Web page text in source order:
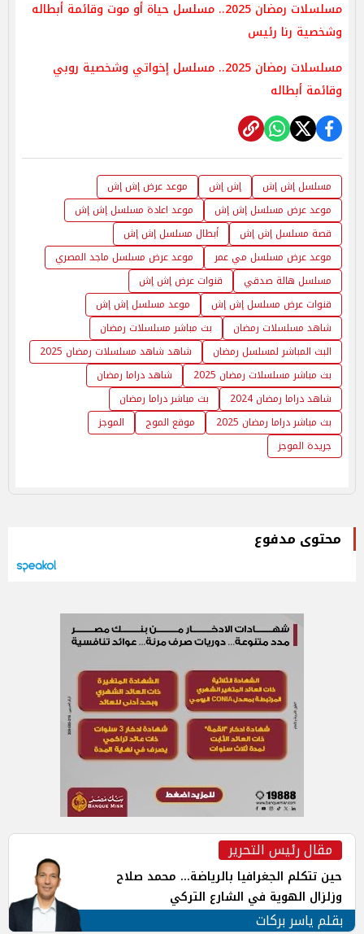
مسلسلات رمضان 2025.. مسلسل حياة أو موت وقائمة أبطاله
وشخصية رنا رئيس
مسلسلات رمضان 2025.. مسلسل إخواتي وشخصية روبي
وقائمة أبطاله
مسلسل إش إش إش إش
موعد عرض إش إش
موعد عرض مسلسل إش إش
موعد اعادة مسلسل إش إش
قصة مسلسل إش إش
أبطال مسلسل إش إش
موعد عرض مسلسل مي عمر
موعد عرض مسلسل ماجد المصري
مسلسل هالة صدقي
قنوات عرض إش إش
قنوات عرض مسلسل إش إش
موعد مسلسل إش إش
شاهد مسلسلات رمضان
بث مباشر مسلسلات رمضان
البث المباشر لمسلسل رمضان
شاهد شاهد مسلسلات رمضان 2025
بث مباشر مسلسلات رمضان 2025
شاهد دراما رمضان
شاهد دراما رمضان 2024
بث مباشر دراما رمضان
بث مباشر دراما رمضان 2025
موقع الموج
الموجز
جريدة الموجز
محتوى مدفوع
مقال رئيس التحرير
حين تتكلم الجغرافيا بالرياضة... محمد صلاح
وزلزال الهوية في الشارع التركي
بقلم ياسر بركات